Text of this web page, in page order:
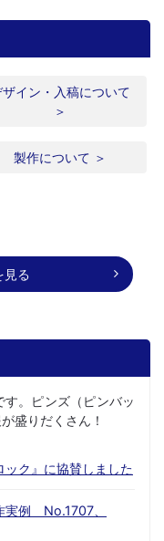
ザイン・入稿について
＞
製作について ＞
見る
。ピンズ（ピンバッ
盛りだくさん！
ック』に協賛しました
実例 No.1707、